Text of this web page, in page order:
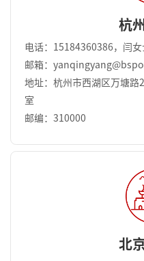
杭
电话：15184360386，闫女
邮箱：
地址：杭州市西湖区万塘路
室
邮编：310000
北